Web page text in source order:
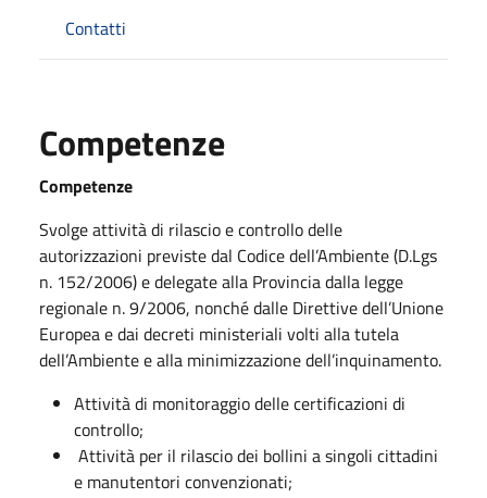
Contatti
Competenze
Competenze
Svolge attività di rilascio e controllo delle
autorizzazioni previste dal Codice dell’Ambiente (D.Lgs
n. 152/2006) e delegate alla Provincia dalla legge
regionale n. 9/2006, nonché dalle Direttive dell’Unione
Europea e dai decreti ministeriali volti alla tutela
dell’Ambiente e alla minimizzazione dell’inquinamento.
Attività di monitoraggio delle certificazioni di
controllo;
Attività per il rilascio dei bollini a singoli cittadini
e manutentori convenzionati;